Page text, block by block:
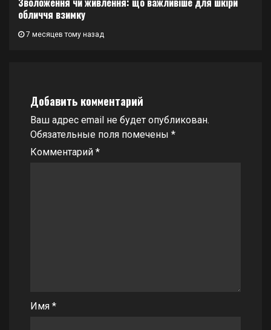
обличчя взимку
7 месяцев тому назад
Добавить комментарий
Ваш адрес email не будет опубликован.
Обязательные поля помечены *
Комментарий *
Имя *